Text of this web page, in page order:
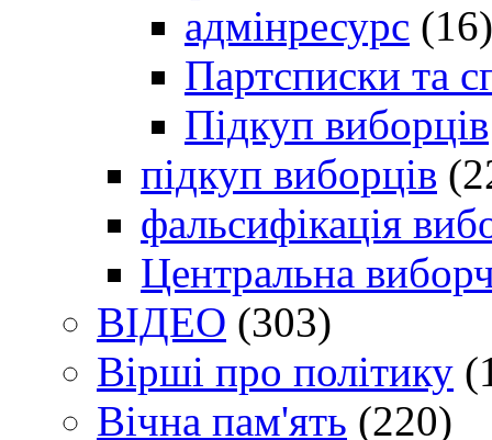
адмінресурс (16)
Партсписки та
Підкуп виборців
підкуп виборців
фальсифікація
Центральна
ВІДЕО (303)
Вірші про політику
Вічна пам'ять (220)